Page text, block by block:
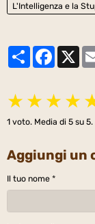
L'Intelligenza e la
PartagerFacebook
X
★ ★ ★ ★
1 voto. Media di 5 su 5.
Aggiungi un
Il tuo nome